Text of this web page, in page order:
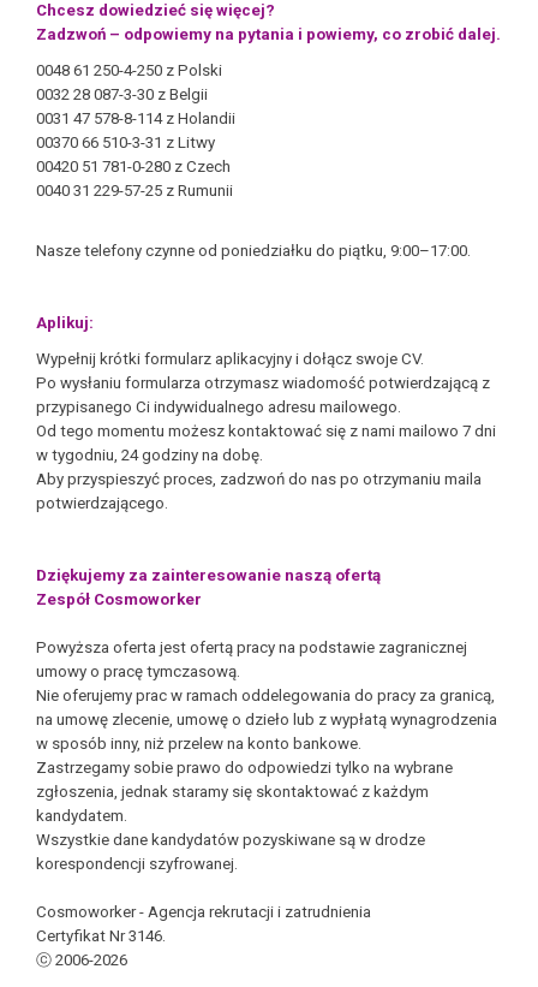
Chcesz dowiedzieć się więcej?
Zadzwoń – odpowiemy na pytania i powiemy, co zrobić dalej.
0048 61 250-4-250 z Polski
0032 28 087-3-30 z Belgii
0031 47 578-8-114 z Holandii
00370 66 510-3-31 z Litwy
00420 51 781-0-280 z Czech
0040 31 229-57-25 z Rumunii
Nasze telefony czynne od poniedziałku do piątku, 9:00–17:00.
Aplikuj:
Wypełnij krótki formularz aplikacyjny i dołącz swoje CV.
Po wysłaniu formularza otrzymasz wiadomość potwierdzającą z
przypisanego Ci indywidualnego adresu mailowego.
Od tego momentu możesz kontaktować się z nami mailowo 7 dni
w tygodniu, 24 godziny na dobę.
Aby przyspieszyć proces, zadzwoń do nas po otrzymaniu maila
potwierdzającego.
Dziękujemy za zainteresowanie naszą ofertą
Zespół Cosmoworker
Powyższa oferta jest ofertą pracy na podstawie zagranicznej
umowy o pracę tymczasową.
Nie oferujemy prac w ramach oddelegowania do pracy za granicą,
na umowę zlecenie, umowę o dzieło lub z wypłatą wynagrodzenia
w sposób inny, niż przelew na konto bankowe.
Zastrzegamy sobie prawo do odpowiedzi tylko na wybrane
zgłoszenia, jednak staramy się skontaktować z każdym
kandydatem.
Wszystkie dane kandydatów pozyskiwane są w drodze
korespondencji szyfrowanej.
Cosmoworker - Agencja rekrutacji i zatrudnienia
Certyfikat Nr 3146.
ⓒ 2006-2026